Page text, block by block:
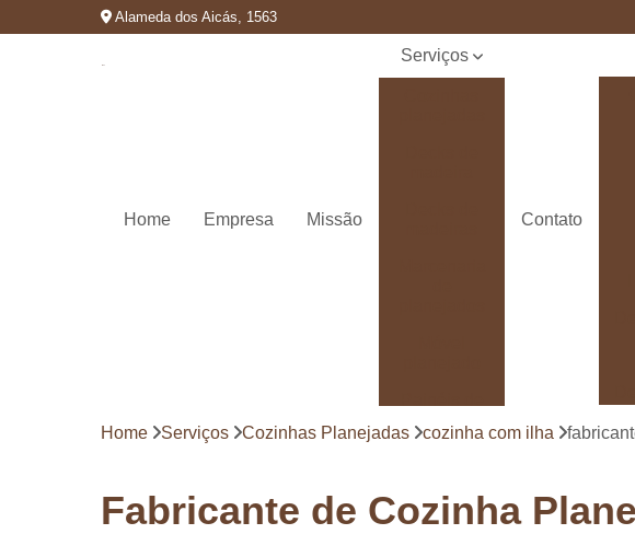
Alameda dos Aicás, 1563
Home Empresa Missão
Serviços
Pergolados
Contato
Home Serviços Cozinhas Planejadas cozinha com ilha
Fabricante de Cozinha